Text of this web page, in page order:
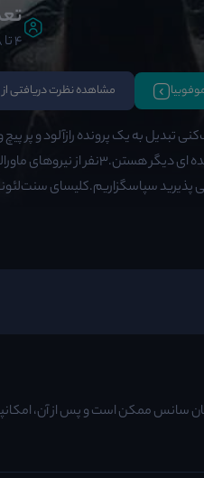
4 تا 8 نفر
مشاهده نظرت دریافتی از
تبدیل به یک پرونده رازآلود و پر
لیورپول پیگیر پرونده ای
پذیرید سپاسگزاریم.کلیسای
انتخاب کردید.لغو رزرو تا 24 ساعت قبل از زمان سانس ممکن است و